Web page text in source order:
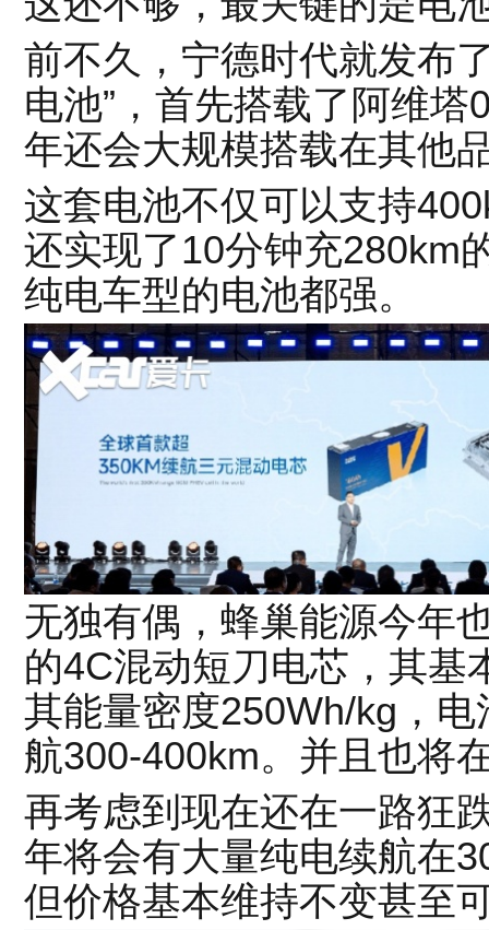
前不久，宁德时代就发布
电池”，首先搭载了阿维
年还会大规模搭载在其他
这套电池不仅可以支持
还实现了10分钟充280km
纯电车型的电池都强。
无独有偶，蜂巢能源今年
的4C混动短刀电芯，其基
其能量密度250Wh/kg，
航300-400km。并且也将
再考虑到现在还在一路狂
年将会有大量纯电续航在
但价格基本维持不变甚至